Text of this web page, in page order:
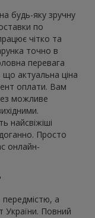
будь-яку зручну
по
чітко та
точно в
перевага
актуальна ціна
оплати. Вам
можливе
найсвіжіші
Просто
онлайн-
а
України. Повний